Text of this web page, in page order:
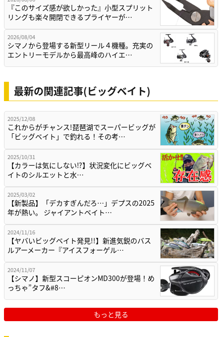
『このサイズ感が欲しかった』小型スプリット
リングも楽々開閉できるプライヤーが…
2026/08/04
シマノから登場する新型リール４機種。充実の
エントリーモデルから最高峰のハイエ…
最新の関連記事(ビッグベイト)
2025/12/08
これからがチャンス!琵琶湖でスーパービッグが
「ビッグベイト」で釣れる！その考…
2025/10/31
【カラーは気にしない⁉】状況変化にビッグベ
イトのシルエットと水…
2025/03/02
【新製品】「デカすぎんだろ…」デプスの2025
年が熱い。 ジャイアントベイト…
2024/11/16
【ヤバいビッグベイト発見!!】新進気鋭のバス
ルアーメーカー『アイスフォーゲル…
2024/11/07
【シマノ】新型スコーピオンMD300が登場！め
っちゃ”タフ&#8…
もっと見る